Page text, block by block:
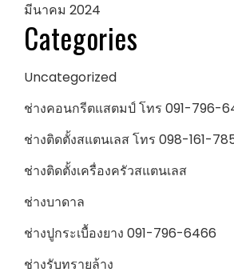
มีนาคม 2024
Categories
Uncategorized
ช่างคอนกรีตแสตมป์ โทร 091-796-
ช่างติดตั้งสแตนเลส โทร 098-161-
ช่างติดตั้งเครื่องครัวสแตนเลส
ช่างบาดาล
ช่างปูกระเบื้องยาง 091-796-6466
ช่างรับทรายล้าง